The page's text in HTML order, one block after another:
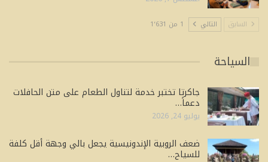
السابق التالي 1 من 1٬631
السياحة
جاكرتا تختبر خدمة لتناول الطعام على متن الحافلات
دعماً…
يوليو 24, 2026
ضعف الروبية الإندونيسية يجعل بالي وجهة أقل كلفة
للسياح…